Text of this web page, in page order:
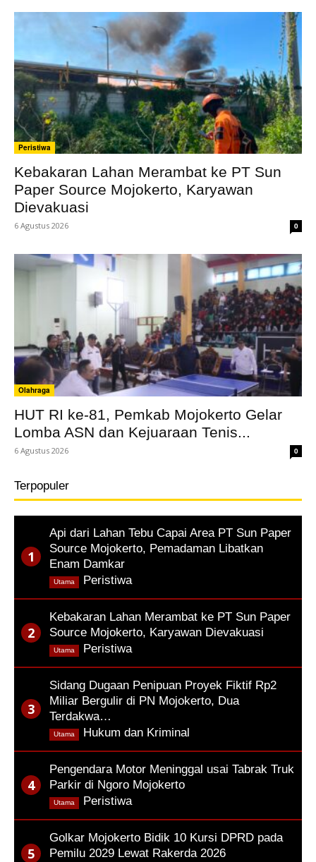
Peristiwa
Kebakaran Lahan Merambat ke PT Sun
Paper Source Mojokerto, Karyawan
Dievakuasi
6 Agustus 2026 0
Olahraga
HUT RI ke-81, Pemkab Mojokerto Gelar
Lomba ASN dan Kejuaraan Tenis...
6 Agustus 2026 0
Terpopuler
Api dari Lahan Tebu Capai Area PT Sun Paper
Source Mojokerto, Pemadaman Libatkan
Enam Damkar
Peristiwa
Utama
Kebakaran Lahan Merambat ke PT Sun Paper
Source Mojokerto, Karyawan Dievakuasi
Peristiwa
Utama
Sidang Dugaan Penipuan Proyek Fiktif Rp2
Miliar Bergulir di PN Mojokerto, Dua
Terdakwa…
Hukum dan Kriminal
Utama
Pengendara Motor Meninggal usai Tabrak Truk
Parkir di Ngoro Mojokerto
Peristiwa
Utama
Golkar Mojokerto Bidik 10 Kursi DPRD pada
Pemilu 2029 Lewat Rakerda 2026